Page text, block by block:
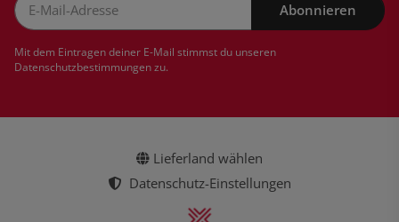
Abonnieren
Mit dem Eintragen deiner E-Mail stimmst du unseren
Datenschutzbestimmungenzu.
Lieferland wählen
Datenschutz-Einstellungen